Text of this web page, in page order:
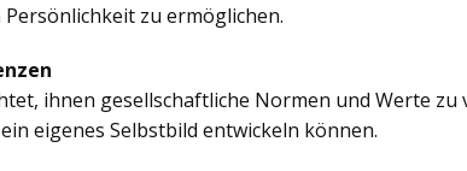
zu ermöglichen.
ihnen gesellschaftliche Normen und Werte
eigenes Selbstbild entwickeln können.